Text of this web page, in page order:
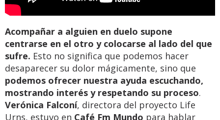
Acompañar a alguien en duelo supone
centrarse en el otro y colocarse al lado del que
sufre. Esto no significa que podemos hacer
desaparecer su dolor mágicamente, sino que
podemos ofrecer nuestra ayuda escuchando,
mostrando interés y respetando su proceso.
Verónica Falconí, directora del proyecto Life
Urns, estuvo en Café Fm Mundo para hablar